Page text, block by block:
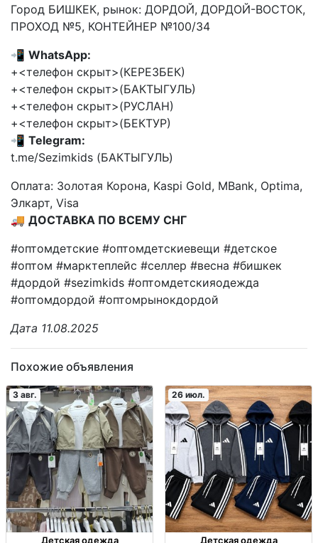
Город БИШКЕК, рынок: ДОРДОЙ, ДОРДОЙ-ВОСТОК,
ПРОХОД №5, КОНТЕЙНЕР №100/34
📲 WhatsApp:
+<телефон скрыт>(КЕРЕЗБЕК)
+<телефон скрыт>(БАКТЫГУЛЬ)
+<телефон скрыт>(РУСЛАН)
+<телефон скрыт>(БЕКТУР)
📲 Telegram:
t.me/Sezimkids (БАКТЫГУЛЬ)
Оплата: Золотая Корона, Kaspi Gold, MBank, Optima,
Элкарт, Visa
🚚 ДОСТАВКА ПО ВСЕМУ СНГ
#оптомдетские #оптомдетскиевещи #детское
#оптом #марктеплейс #селлер #весна #бишкек
#дордой #sezimkids #оптомдетскияодежда
#оптомдордой #оптомрынокдордой
Дата 11.08.2025
Похожие объявления
3 авг.
Детская одежда
26 июл.
Детская одежда